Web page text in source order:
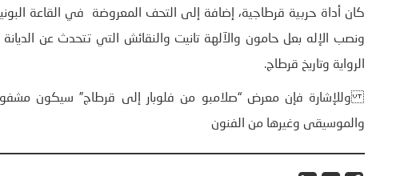
كان أداة حربية قرطاجية، إضافة إلى التحف المعروضة في القاعة
ونصب الإله بعل حامون والآلهة تانيت والنقائش التي تتحدث عن
الرواية وتاريخ قرطاج.
وللإشارة فإن معرض “صلامبو من فلوبار إلى قرطاج” سيكون مشفوعا
والموسيقى وغيرها من الفنون